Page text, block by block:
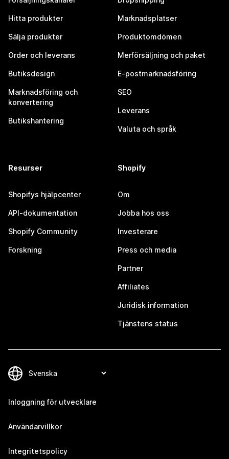
Hitta produkter
Sälja produkter
Order och leverans
Butiksdesign
Marknadsföring och
konvertering
Butikshantering
Marknadsplatser
Produktomdömen
Merförsäljning och paket
E-postmarknadsföring
SEO
Leverans
Valuta och språk
Resurser
Shopifys hjälpcenter
API-dokumentation
Shopify Community
Forskning
Shopify
Om
Jobba hos oss
Investerare
Press och media
Partner
Affiliates
Juridisk information
Tjänstens status
Inloggning för utvecklare
Användarvillkor
Integritetspolicy